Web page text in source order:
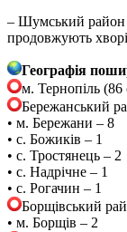
– Шумський район
продовжують
Географія
м. Тернопіль (86
Бережанський
• м. Бережани – 8
• с. Божиків – 1
• с. Тростянець – 2
• с. Надрічне – 1
• с. Рогачин – 1
Борщівський
• м. Борщів – 2